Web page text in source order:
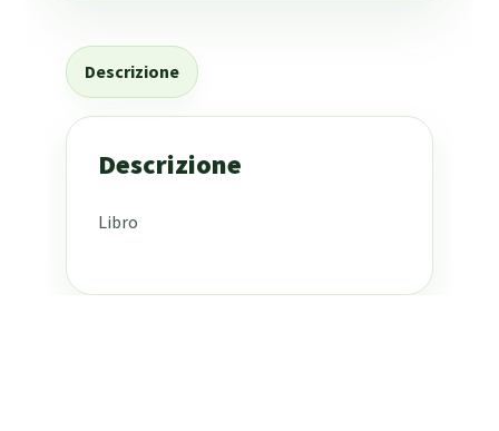
Descrizione
Descrizione
Libro